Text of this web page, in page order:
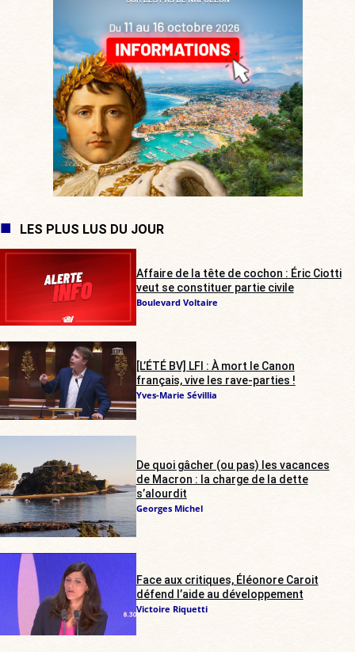
LES PLUS LUS DU JOUR
Affaire de la tête de cochon : Éric Ciotti
veut se constituer partie civile
Boulevard Voltaire
[L’ÉTÉ BV] LFI : À mort le Canon
français, vive les rave-parties !
Yves-Marie Sévillia
De quoi gâcher (ou pas) les vacances
de Macron : la charge de la dette
s’alourdit
Georges Michel
Face aux critiques, Éléonore Caroit
défend l’aide au développement
Victoire Riquetti